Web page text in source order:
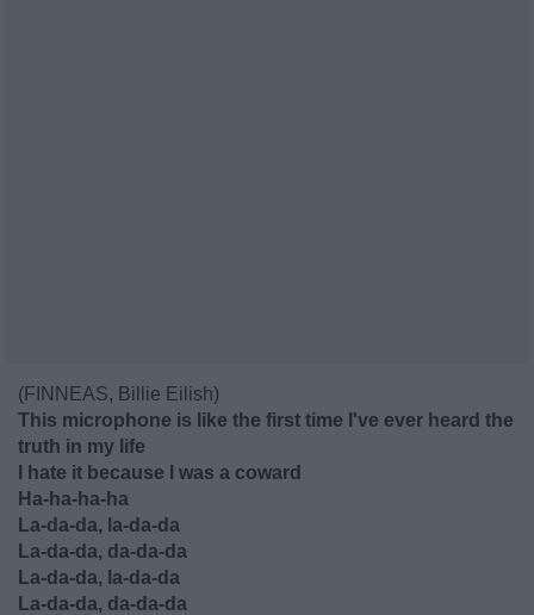
(FINNEAS, Billie Eilish)
This microphone is like the first time I've ever heard the
truth in my life
I hate it because I was a coward
Ha-ha-ha-ha
La-da-da, la-da-da
La-da-da, da-da-da
La-da-da, la-da-da
La-da-da, da-da-da